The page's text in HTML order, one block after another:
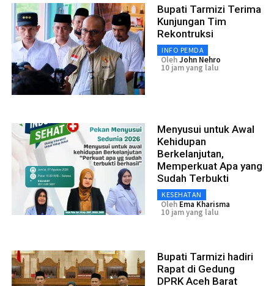
Bupati Tarmizi Terima
Kunjungan Tim
Rekontruksi
INFO PEMDA
OlehJohn Nehro
10 jam yang lalu
Menyusui untuk Awal
Kehidupan
Berkelanjutan,
Memperkuat Apa yang
Sudah Terbukti
KESEHATAN
Oleh Ema Kharisma
10 jam yang lalu
Bupati Tarmizi hadiri
Rapat di Gedung
DPRK Aceh Barat